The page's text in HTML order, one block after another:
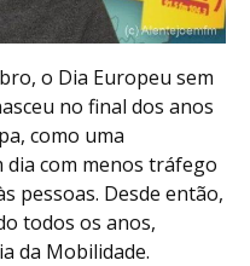
o Dia Europeu sem
no final dos anos
como uma
com menos tráfego
pessoas. Desde então,
todos os anos,
da Mobilidade.